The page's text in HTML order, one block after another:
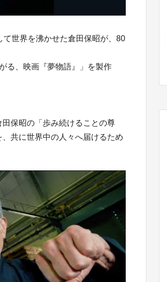
世界を沸かせた倉田保昭が、80
る、映画『夢物語』」を製作
保昭の「歩み続けることの尊
共に世界中の人々へ届けるため